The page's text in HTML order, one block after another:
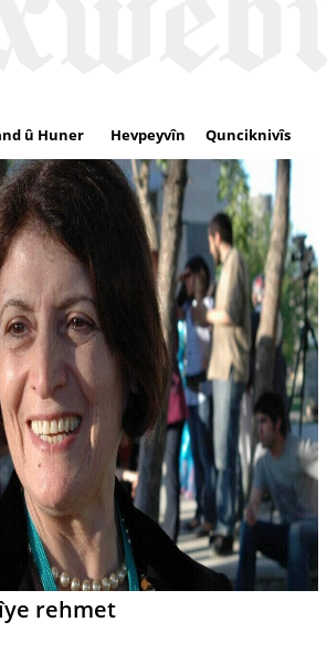
û Huner Hevpeyvîn Qunciknivîs
rehmet